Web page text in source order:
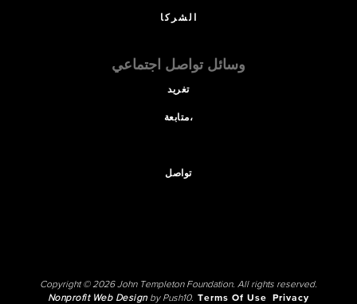
الشركا
وسائل تواصل اجتماعي
تغريد
متابعة،
تواصل
Copyright © 2026 John Templeton Foundation. All rights reserved.
Nonprofit Web Designby Push10. Terms Of Use
Privacy